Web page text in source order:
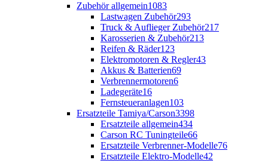
Zubehör allgemein1083
Lastwagen Zubehör293
Truck & Auflieger Zubehör217
Karosserien & Zubehör213
Reifen & Räder123
Elektromotoren & Regler43
Akkus & Batterien69
Verbrennermotoren6
Ladegeräte16
Fernsteueranlagen103
Ersatzteile Tamiya/Carson3398
Ersatzteile allgemein434
Carson RC Tuningteile66
Ersatzteile Verbrenner-Modelle76
Ersatzteile Elektro-Modelle42